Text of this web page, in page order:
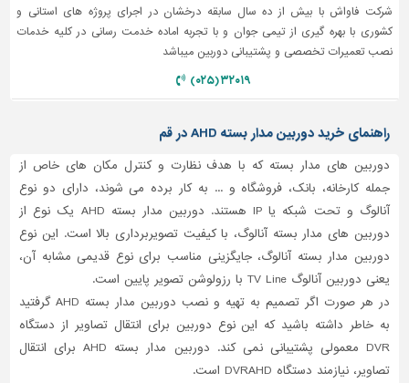
ماشین
آلات
محوطه
و
نما
ساخت
و
ساز
تاسیسات
ساختمان
شهرسازی،
ترافیک
و
سازه
شرکت فاواش با بیش از ده سال سابقه درخشان در اجرای پروژه های استانی و
کشوری با بهره گیری از تیمی جوان و با تجربه اماده خدمت رسانی در کلیه خدمات
نصب تعمیرات تخصصی و پشتیبانی دوربین میباشد
۳۲۰۱۹ (۰۲۵)
راهنمای خرید دوربین مدار بسته AHD در قم
دوربین های مدار بسته که با هدف نظارت و کنترل مکان های خاص از
جمله کارخانه، بانک، فروشگاه و ... به کار برده می شوند، دارای دو نوع
آنالوگ و تحت شبکه یا IP هستند. دوربین مدار بسته AHD یک نوع از
دوربین های مدار بسته آنالوگ، با کیفیت تصویربرداری بالا است. این نوع
دوربین مدار بسته آنالوگ، جایگزینی مناسب برای نوع قدیمی مشابه آن،
یعنی دوربین آنالوگ TV Line با رزولوشن تصویر پایین است.
در هر صورت اگر تصمیم به تهیه و نصب دوربین مدار بسته AHD گرفتید
به خاطر داشته باشید که این نوع دوربین برای انتقال تصاویر از دستگاه
DVR معمولی پشتیبانی نمی کند. دوربین مدار بسته AHD برای انتقال
تصاویر، نیازمند دستگاه DVRAHD است.